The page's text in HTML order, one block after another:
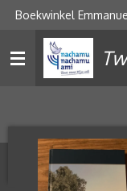
Ga
naar
hoofdinhoud
Boekwinkel